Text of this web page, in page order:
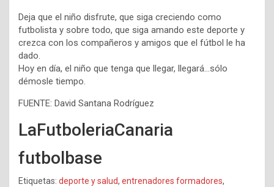
Deja que el niño disfrute, que siga creciendo como
futbolista y sobre todo, que siga amando este deporte y
crezca con los compañeros y amigos que el fútbol le ha
dado.
Hoy en día, el niño que tenga que llegar, llegará…sólo
démosle tiempo.
FUENTE: David Santana Rodríguez
LaFutboleriaCanaria
futbolbase
Etiquetas: deporte y salud, entrenadores formadores,